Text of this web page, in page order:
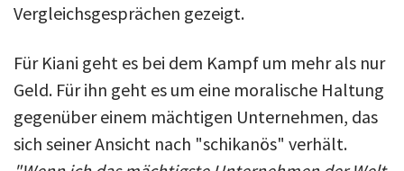
Vergleichsgesprächen gezeigt.
Für Kiani geht es bei dem Kampf um mehr als nur
Geld. Für ihn geht es um eine moralische Haltung
gegenüber einem mächtigen Unternehmen, das
sich seiner Ansicht nach "schikanös" verhält.